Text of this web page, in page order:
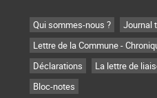
Qui sommes-nous ? Journal
Lettre de la Commune -
Déclarations
La lettre de
Bloc-notes